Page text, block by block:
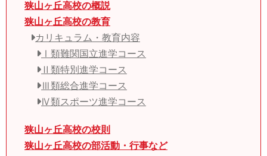
狭山ヶ丘高校の概説
狭山ヶ丘高校の教育
カリキュラム・教育内容
Ⅰ類難関国立進学コース
Ⅱ類特別進学コース
Ⅲ類総合進学コース
Ⅳ類スポーツ進学コース
狭山ヶ丘高校の校則
狭山ヶ丘高校の部活動・行事など